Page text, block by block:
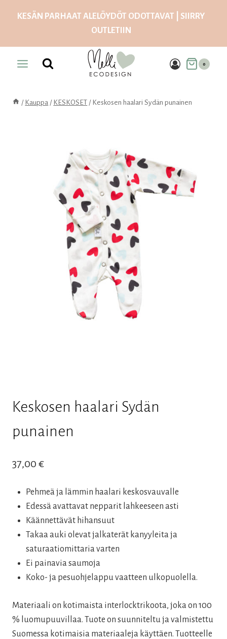
sisältöönKESÄN PARHAAT ALELÖYDÖT ODOTTAVAT | SIIRRY
OUTLETIIN
0
/ Kauppa / KESKOSET / Keskosen haalari Sydän punainen
Keskosen haalari Sydän
punainen
37,00 €
Pehmeä ja lämmin haalari keskosvauvalle
Edessä avattavat nepparit lahkeeseen asti
Käännettävät hihansuut
Takaa auki olevat jalkaterät kanyyleita ja
saturaatiomittaria varten
Ei painavia saumoja
Koko- ja pesuohjelappu vaatteen ulkopuolella.
Materiaali on kotimaista interlocktrikoota, joka on 100
% luomupuuvillaa. Tuote on suunniteltu ja valmistettu
Suomessa kotimaisia materiaaleja käyttäen. Tuotteelle